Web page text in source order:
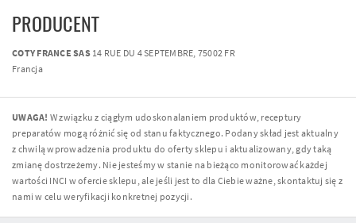
PRODUCENT
COTY FRANCE SAS14 RUE DU 4 SEPTEMBRE, 75002 FR
Francja
UWAGA! W związku z ciągłym udoskonalaniem produktów, receptury
preparatów mogą różnić się od stanu faktycznego. Podany skład jest aktualny
z chwilą wprowadzenia produktu do oferty sklepu i aktualizowany, gdy taką
zmianę dostrzeżemy. Nie jesteśmy w stanie na bieżąco monitorować każdej
wartości INCI w ofercie sklepu, ale jeśli jest to dla Ciebie ważne, skontaktuj się z
nami w celu weryfikacji konkretnej pozycji.